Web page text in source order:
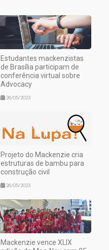
Estudantes mackenzistas
de Brasília participam de
conferência virtual sobre
Advocacy
26/05/2023
Projeto do Mackenzie cria
estruturas de bambu para
construção civil
26/05/2023
Mackenzie vence XLIX